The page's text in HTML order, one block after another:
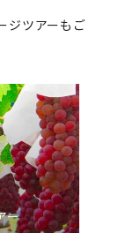
ジツアーもご
ー